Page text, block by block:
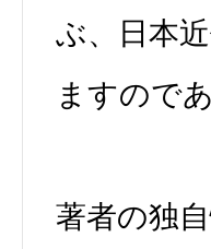
ぶ、日本
ますのであ
著者の独